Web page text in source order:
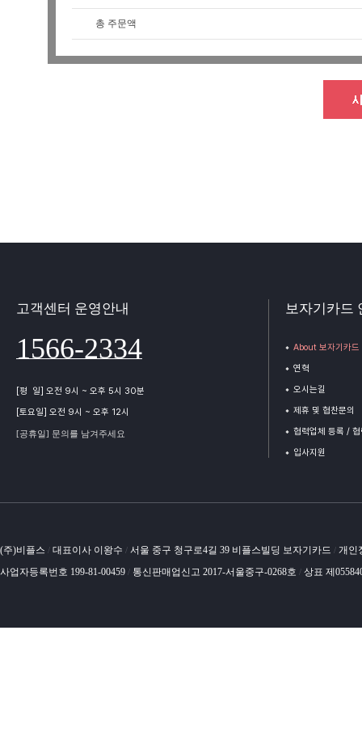
총 주문액
고객센터 운영안내
1566-2334
[평 일] 오전 9시 ~ 오후 5시 30분
[토요일] 오전 9시 ~ 오후 12시
[공휴일] 문의를 남겨주세요
보자기카드
About 보자기카드
연혁
오시는길
제휴 및 협찬문의
협력업체 등록 /
입사지원
(주)비플스 / 대표이사 이왕수 / 서울 중구 청구로4길 39 비플스빌딩 보자기카드 / 개인
사업자등록번호 199-81-00459 / 통신판매업신고 2017-서울중구-0268호 / 상표 제